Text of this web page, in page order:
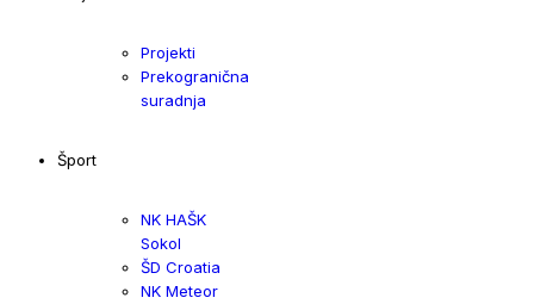
Projekti
Prekogranična
suradnja
Šport
NK HAŠK
Sokol
ŠD Croatia
NK Meteor